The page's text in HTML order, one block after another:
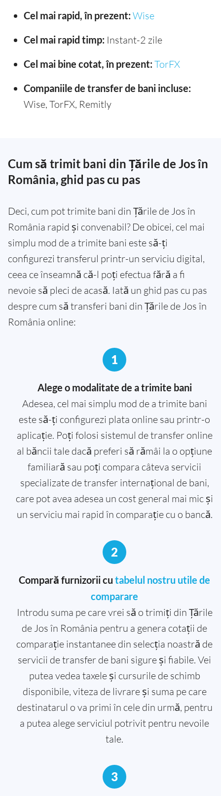
Cel mai rapid, în prezent: Wise
Cel mai rapid timp: Instant-2 zile
Cel mai bine cotat, în prezent: TorFX
Companiile de transfer de bani incluse:
Wise, TorFX, Remitly
Cum să trimit bani din Țările de Jos în
România, ghid pas cu pas
Deci, cum pot trimite bani din Țările de Jos în
România rapid și convenabil? De obicei, cel mai
simplu mod de a trimite bani este să-ți
configurezi transferul printr-un serviciu digital,
ceea ce înseamnă că-l poți efectua fără a fi
nevoie să pleci de acasă. Iată un ghid pas cu pas
despre cum să transferi bani din Țările de Jos în
România online:
1
Alege o modalitate de a trimite bani
Adesea, cel mai simplu mod de a trimite bani
este să-ți configurezi plata online sau printr-o
aplicație. Poți folosi sistemul de transfer online
al băncii tale dacă preferi să rămâi la o opțiune
familiară sau poți compara câteva servicii
specializate de transfer internațional de bani,
care pot avea adesea un cost general mai mic și
un serviciu mai rapid în comparație cu o bancă.
2
Compară furnizorii cu tabelul nostru utile de
comparare
Introdu suma pe care vrei să o trimiți din Țările
de Jos în România pentru a genera cotații de
comparație instantanee din selecția noastră de
servicii de transfer de bani sigure și fiabile. Vei
putea vedea taxele și cursurile de schimb
disponibile, viteza de livrare și suma pe care
destinatarul o va primi în cele din urmă, pentru
a putea alege serviciul potrivit pentru nevoile
tale.
3